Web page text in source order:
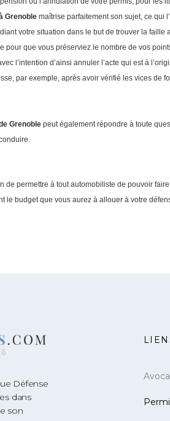
Grenoble maîtrise parfaitement son sujet, ce qui
votre situation dans le but de trouver la
pour que vous préserviez le nombre de vos
l’intention d’ainsi annuler l’acte qui est à
par exemple, après avoir vérifié les vices
Grenoble peut également répondre à toute
de permettre à tout automobiliste de pouvoir
le budget que vous aurez à allouer à votre
Défense
dans
son